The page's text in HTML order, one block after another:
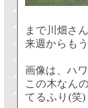
まで川畑さ
来週からも
画像は、ハ
この木なん
てるふり(笑)